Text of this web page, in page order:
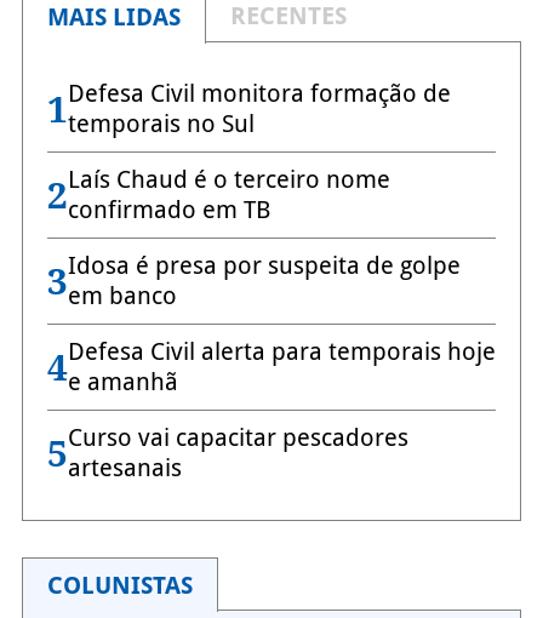
MAIS LIDAS
RECENTES
1Defesa Civil monitora formação de
temporais no Sul
2Laís Chaud é o terceiro nome
confirmado em TB
3Idosa é presa por suspeita de golpe
em banco
4Defesa Civil alerta para temporais hoje
e amanhã
5Curso vai capacitar pescadores
artesanais
COLUNISTAS